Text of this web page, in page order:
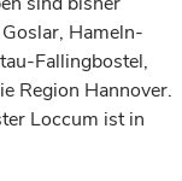
Hameln-
Fallingbostel,
Region Hannover.
Loccum ist in